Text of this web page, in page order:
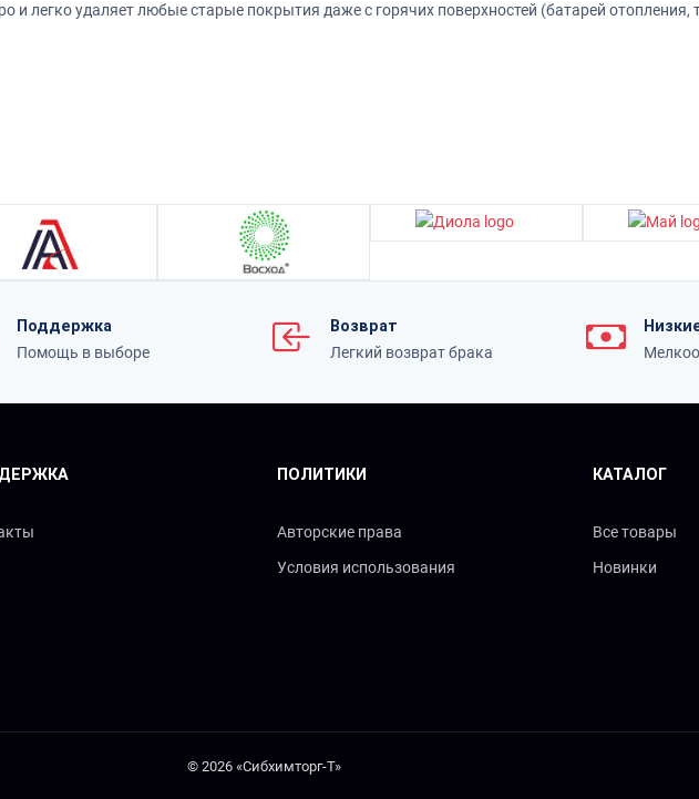
и легко удаляет любые старые покрытия даже с горячих поверхностей (батарей
Поддержка
Помощь в выборе
Возврат
Легкий возврат брака
ПОЛИТИКИ
Авторские права
Условия использования
КАТАЛОГ
Все товары
Новинки
© 2026 «Сибхимторг-Т»